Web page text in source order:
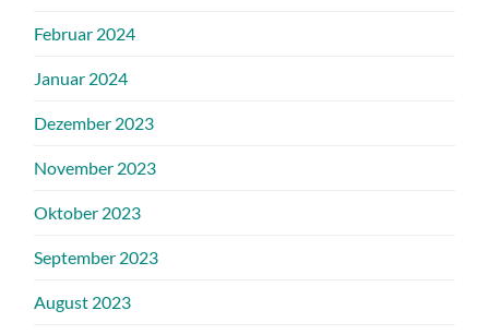
Februar 2024
Januar 2024
Dezember 2023
November 2023
Oktober 2023
September 2023
August 2023